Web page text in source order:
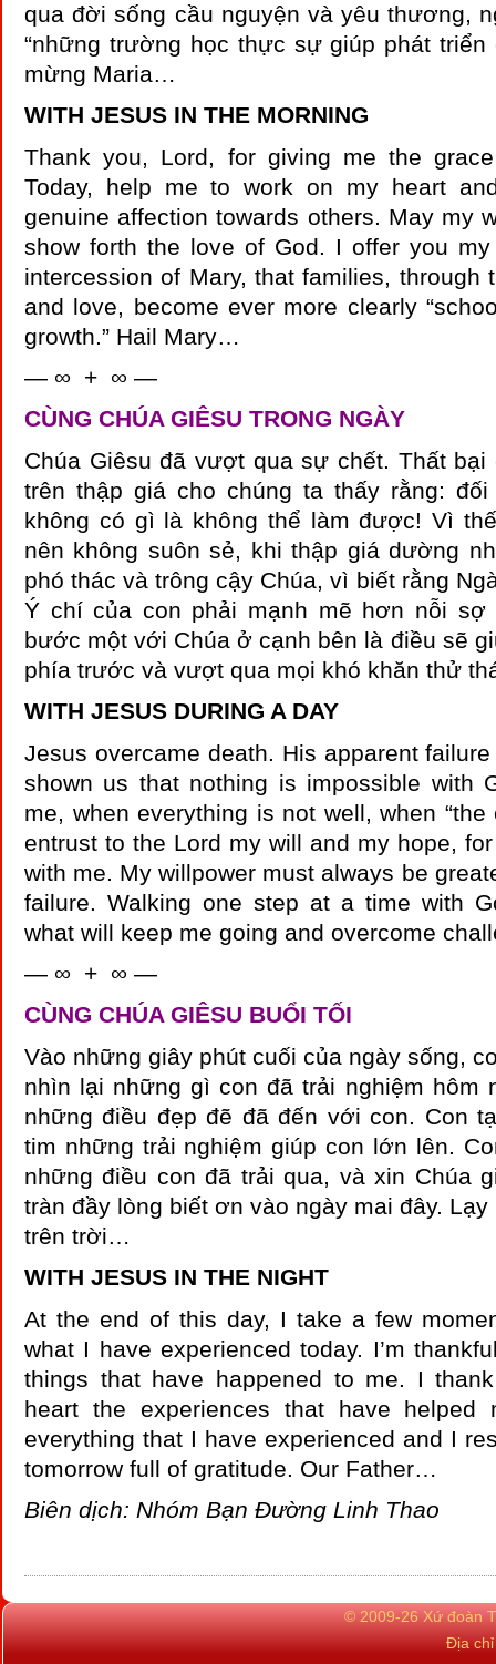
qua đời sống cầu nguyện và yêu thương,
“những trường học thực sự giúp phát triển
mừng Maria…
WITH JESUS IN THE MORNING
Thank you, Lord, for giving me the
Today, help me to work on my heart
genuine affection towards others. May my
show forth the love of God. I offer you
intercession of Mary, that families, through
and love, become ever more clearly
growth.” Hail Mary…
— ∞ + ∞ —
CÙNG CHÚA GIÊSU TRONG NGÀY
Chúa Giêsu đã vượt qua sự chết. Thất
trên thập giá cho chúng ta thấy rằng:
không có gì là không thể làm được! Vì
nên không suôn sẻ, khi thập giá dường
phó thác và trông cậy Chúa, vì biết rằng
Ý chí của con phải mạnh mẽ hơn nỗi
bước một với Chúa ở cạnh bên là điều sẽ
phía trước và vượt qua mọi khó khăn thử
WITH JESUS DURING A DAY
Jesus overcame death. His apparent
shown us that nothing is impossible with
me, when everything is not well, when “the
entrust to the Lord my will and my hope,
with me. My willpower must always be
failure. Walking one step at a time with
what will keep me going and overcome
— ∞ + ∞ —
CÙNG CHÚA GIÊSU BUỔI TỐI
Vào những giây phút cuối của ngày sống,
nhìn lại những gì con đã trải nghiệm hôm
những điều đẹp đẽ đã đến với con. Con
tim những trải nghiệm giúp con lớn lên.
những điều con đã trải qua, và xin Chúa
tràn đầy lòng biết ơn vào ngày mai đây.
trên trời…
WITH JESUS IN THE NIGHT
At the end of this day, I take a few
what I have experienced today. I’m
things that have happened to me. I
heart the experiences that have helped
everything that I have experienced and I
tomorrow full of gratitude. Our Father…
Biên dịch: Nhóm Bạn Đường Linh Thao
© 2009-26 Xứ đoàn
Địa